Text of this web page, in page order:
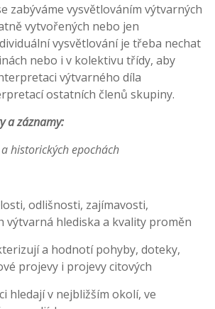
zabýváme vysvětlováním výtvarných
vytvořených nebo jen
vysvětlování je třeba nechat
nebo i v kolektivu třídy, aby
výtvarného díla
ostatních členů skupiny.
a záznamy:
historických epochách
odlišnosti, zajímavosti,
výtvarná hlediska a kvality proměn
a hodnotí pohyby, doteky,
projevy i projevy citových
v nejbližším okolí, ve